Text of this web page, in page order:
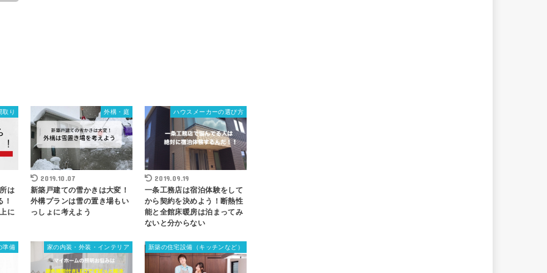
取り
は
に
外構・庭
2019.10.07
新築戸建ての雪かきは大変！
外構プランは雪の置き場もい
っしょに考えよう
ハウスメーカーの選び方
2019.09.19
一条工務店は宿泊体験をして
から契約を決めよう！断熱性
能と全館床暖房は泊まってみ
ないと分からない
準備 家の内装・外装・インテリア 新築の住宅設備（キッチンなど）